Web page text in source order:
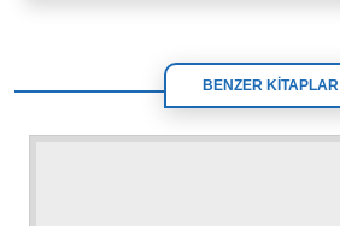
BENZER KİTAPLAR